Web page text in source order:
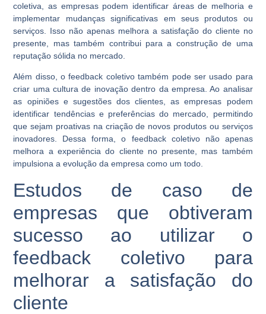
coletiva, as empresas podem identificar áreas de melhoria e
implementar mudanças significativas em seus produtos ou
serviços. Isso não apenas melhora a satisfação do cliente no
presente, mas também contribui para a construção de uma
reputação sólida no mercado.
Além disso, o feedback coletivo também pode ser usado para
criar uma cultura de inovação dentro da empresa. Ao analisar
as opiniões e sugestões dos clientes, as empresas podem
identificar tendências e preferências do mercado, permitindo
que sejam proativas na criação de novos produtos ou serviços
inovadores. Dessa forma, o feedback coletivo não apenas
melhora a experiência do cliente no presente, mas também
impulsiona a evolução da empresa como um todo.
Estudos de caso de
empresas que obtiveram
sucesso ao utilizar o
feedback coletivo para
melhorar a satisfação do
cliente